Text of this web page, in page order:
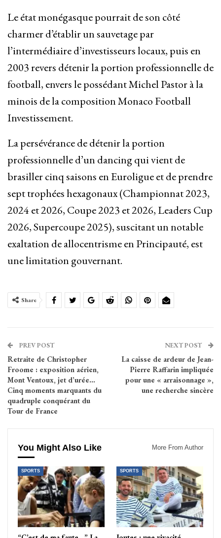
Le état monégasque pourrait de son côté
charmer d’établir un sauvetage par
l’intermédiaire d’investisseurs locaux, puis en
2003 revers détenir la portion professionnelle de
football, envers le possédant Michel Pastor à la
minois de la composition Monaco Football
Investissement.
La persévérance de détenir la portion
professionnelle d’un dancing qui vient de
brasiller cinq saisons en Euroligue et de prendre
sept trophées hexagonaux (Championnat 2023,
2024 et 2026, Coupe 2023 et 2026, Leaders Cup
2026, Supercoupe 2025), suscitant un notable
exaltation de allocentrisme en Principauté, est
une limitation gouvernant.
Share
PREV POST
Retraite de Christopher
Froome : exposition aérien,
Mont Ventoux, jet d’urée…
Cinq moments marquants du
quadruple conquérant du
Tour de France
NEXT POST
La caisse de ardeur de Jean-
Pierre Raffarin impliquée
pour une « arraisonnage »,
une recherche sincère
You Might Also Like More From Author
SPORTS SPORTS